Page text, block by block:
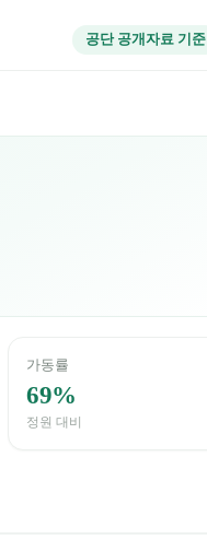
공단 공개자료 기준
가동률
69%
정원 대비